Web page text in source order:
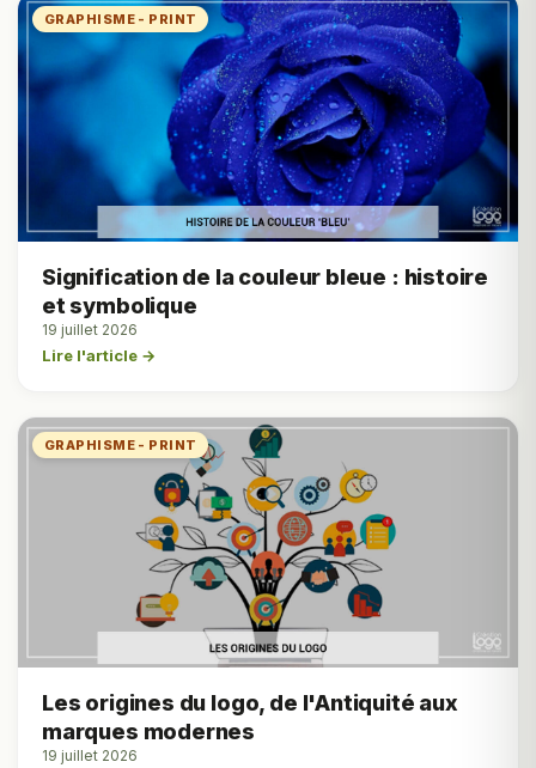
GRAPHISME - PRINT
Signification de la couleur bleue : histoire
et symbolique
19 juillet 2026
Lire l'article →
GRAPHISME - PRINT
Les origines du logo, de l'Antiquité aux
marques modernes
19 juillet 2026